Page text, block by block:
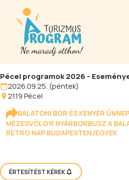
Pécel programok 2026 -
2026.09.25. (péntek)
2119Pécel
BALATONI BOR ÉS KENYÉR ÜNNEP
MÉZESVÖLGYI NYÁRBORBUSZ A
RETRO NAP BUDAPESTENJEGYEK
ÉRTESÍTÉST KÉREK